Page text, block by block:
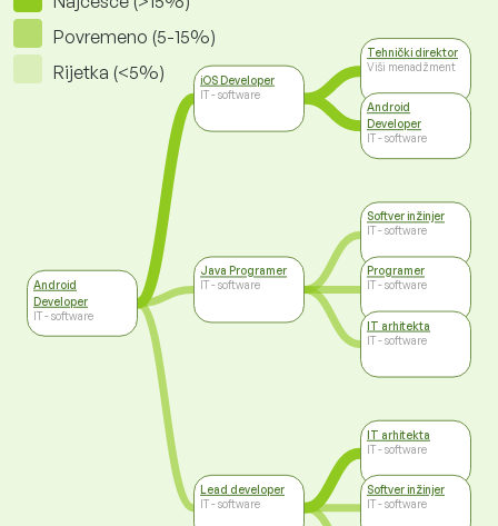
Povremeno (5-15%)
Rijetka (<5%)
Android
Developer
IT - software
iOS Developer
IT - software
Java Programer
IT - software
Lead developer
IT - software
Tehnički direktor
Viši menadžment
Android
Developer
IT - software
Softver inžinjer
IT - software
Programer
IT - software
IT arhitekta
IT - software
IT arhitekta
IT - software
Softver inžinjer
IT - software